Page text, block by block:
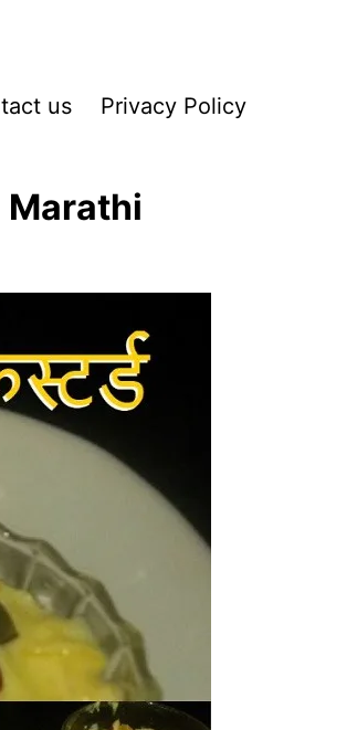
us Privacy Policy
Marathi